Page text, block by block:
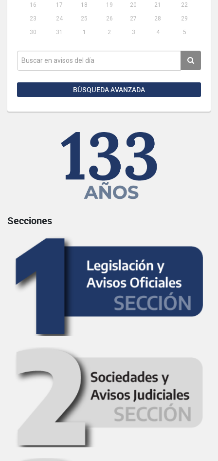
16
17 18 19 20 21
22
23
24 25 26 27 28
29
30
31 1 2 3 4 5
BÚSQUEDA AVANZADA
Secciones